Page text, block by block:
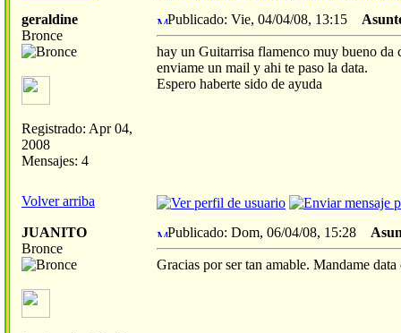
geraldine
Bronce
Registrado: Apr 04,
2008
Mensajes: 4
Publicado: Vie, 04/04/08, 13:15
hay un Guitarrisa flamenco muy bueno da
enviame un mail y ahi te paso la data.
Espero haberte sido de ayuda
Volver arriba
JUANITO
Bronce
Publicado: Dom, 06/04/08, 15:28
Gracias por ser tan amable. Mandame